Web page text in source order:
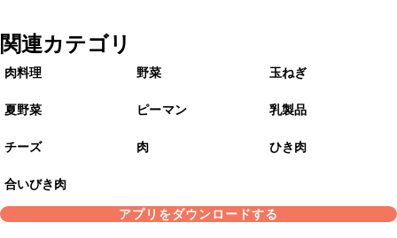
関連カテゴリ
肉料理 野菜 玉ねぎ
夏野菜 ピーマン 乳製品
チーズ 肉 ひき肉
合いびき肉
アプリをダウンロードする